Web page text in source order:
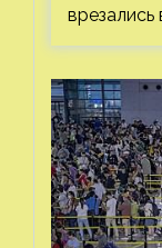
врезались